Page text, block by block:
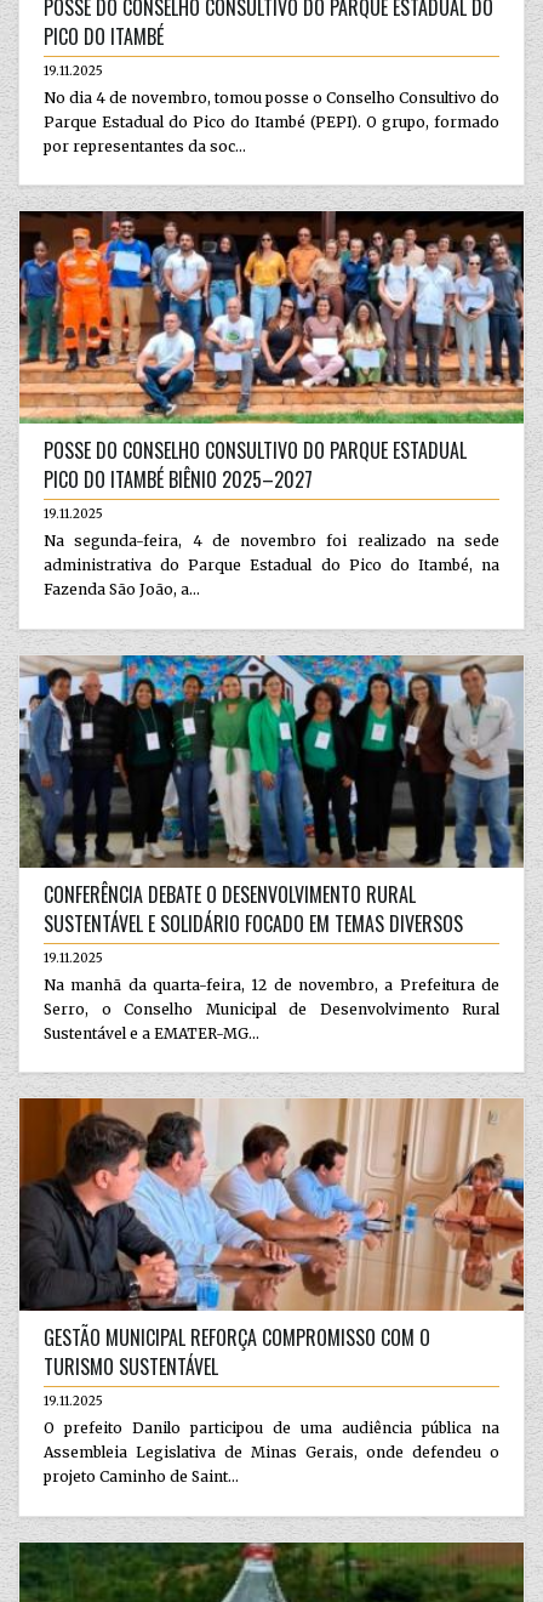
POSSE DO CONSELHO CONSULTIVO DO PARQUE ESTADUAL DO
PICO DO ITAMBÉ
19.11.2025
No dia 4 de novembro, tomou posse o Conselho Consultivo do
Parque Estadual do Pico do Itambé (PEPI). O grupo, formado
por representantes da soc...
POSSE DO CONSELHO CONSULTIVO DO PARQUE ESTADUAL
PICO DO ITAMBÉ BIÊNIO 2025–2027
19.11.2025
Na segunda-feira, 4 de novembro foi realizado na sede
administrativa do Parque Estadual do Pico do Itambé, na
Fazenda São João, a...
CONFERÊNCIA DEBATE O DESENVOLVIMENTO RURAL
SUSTENTÁVEL E SOLIDÁRIO FOCADO EM TEMAS DIVERSOS
19.11.2025
Na manhã da quarta-feira, 12 de novembro, a Prefeitura de
Serro, o Conselho Municipal de Desenvolvimento Rural
Sustentável e a EMATER-MG...
GESTÃO MUNICIPAL REFORÇA COMPROMISSO COM O
TURISMO SUSTENTÁVEL
19.11.2025
O prefeito Danilo participou de uma audiência pública na
Assembleia Legislativa de Minas Gerais, onde defendeu o
projeto Caminho de Saint...